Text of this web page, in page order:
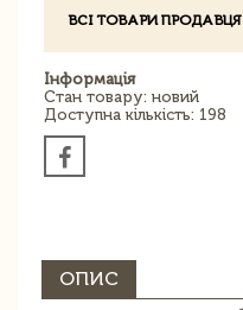
ВСІ ТОВАРИ ПРОДАВЦЯ
Інформація
Стан товару: новий
Доступна кількість: 198
ОПИС